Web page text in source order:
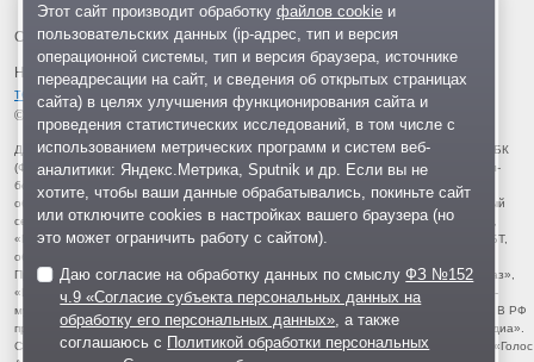
На информационном ресурсе применяются рекомендательные
технологии
© 2013-2026 «ОИНФО»,
сделано в Одинцово
Для читателей: В России признаны экстремистскими и запрещены организации ФБК
(Фонд борьбы с коррупцией, признан иноагентом), Штабы Навального, «Национал-
большевистская партия», «Свидетели Иеговы», «Армия воли народа», «Русский
общенациональный союз», «Движение против нелегальной иммиграции», «Правый
сектор», УНА-УНСО, УПА, «Тризуб им. Степана Бандеры», «Мизантропик дивижн»,
«Меджлис крымскотатарского народа», движение «Артподготовка», движение ЛГБТ,
общероссийская политическая партия «Воля», АУЕ, батальоны «Азов» и «Айдар».
Признаны террористическими и запрещены: «Движение Талибан», «Имарат Кавказ»,
«Исламское государство» (ИГ, ИГИЛ), Джебхад-ан-Нусра, «АУМ Синрике», «Братья-
мусульмане», «Аль-Каида в странах исламского Магриба», «Сеть», «Колумбайн». В РФ
признана нежелательной деятельность «Открытой России», издания «Проект Медиа».
СМИ-иноагентами признаны: телеканал «Дождь», «Медуза», «Важные истории», «Голос
Этот сайт производит обработку файлов cookieи
пользовательских данных (ip-адрес, тип и версия
операционной системы, тип и версия браузера, источнике
переадресации на сайт, и сведения об открытых страницах
сайта) в целях улучшения функционирования сайта и
проведения статистических исследований, в том числе с
использованием метрических программ и систем веб-
аналитики: Яндекс.Метрика, Sputnik и др. Если вы не
хотите, чтобы ваши данные обрабатывались, покиньте сайт
или отключите cookies в настройках вашего браузера (но
это может ограничить работу с сайтом).
Даю согласие на обработку данных по смыслуФЗ №152
ч.9 «Согласие субъекта персональных данных на
обработку его персональных данных» , а также
соглашаюсь с Политикой обработки персональных